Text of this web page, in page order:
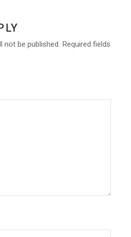
not be published. Required fields